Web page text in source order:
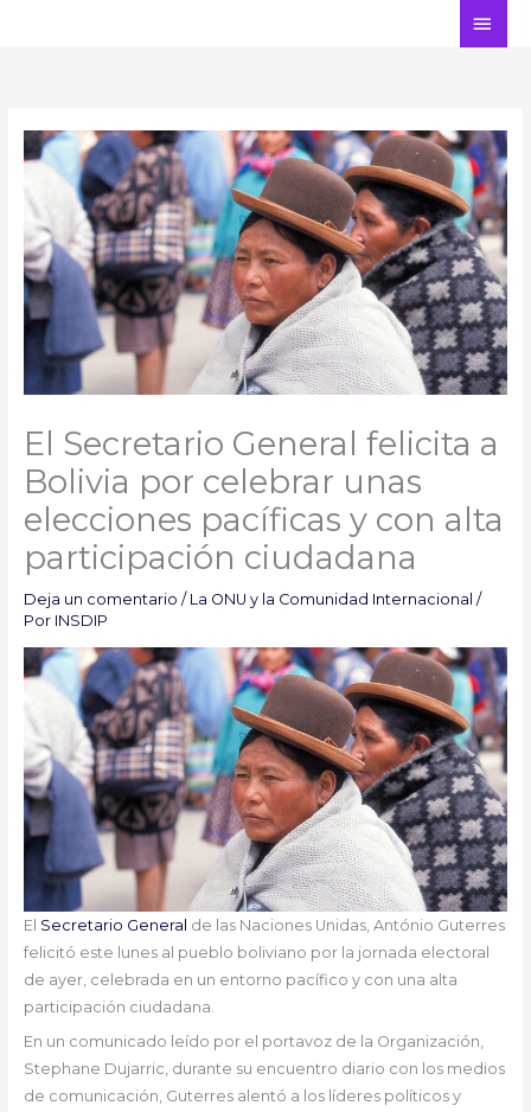
El Secretario General felicita a
Bolivia por celebrar unas
elecciones pacíficas y con alta
participación ciudadana
Deja un comentario / La ONU y la Comunidad Internacional /
Por INSDIP
El Secretario General de las Naciones Unidas, António Guterres
felicitó este lunes al pueblo boliviano por la jornada electoral
de ayer, celebrada en un entorno pacífico y con una alta
participación ciudadana.
En un comunicado leído por el portavoz de la Organización,
Stephane Dujarric, durante su encuentro diario con los medios
de comunicación, Guterres alentó a los líderes políticos y